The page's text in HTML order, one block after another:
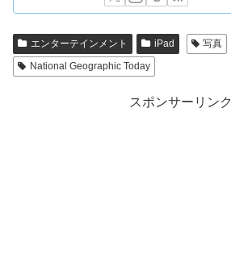
エンターテインメント iPad 写真
National Geographic Today
スポンサーリンク